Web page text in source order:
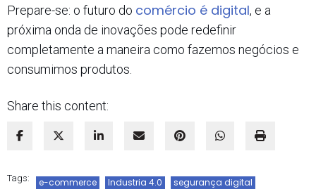
Prepare-se: o futuro do comércio é digital, e a
próxima onda de inovações pode redefinir
completamente a maneira como fazemos negócios e
consumimos produtos.
Share this content:
Tags: e-commerce Industria 4.0 segurança digital